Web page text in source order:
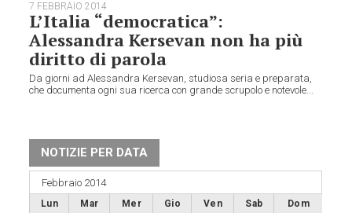
7 FEBBRAIO 2014
L’Italia “democratica”:
Alessandra Kersevan non ha più
diritto di parola
Da giorni ad Alessandra Kersevan, studiosa seria e preparata,
che documenta ogni sua ricerca con grande scrupolo e notevole...
NOTIZIE PER DATA
Febbraio 2014
Lun Mar Mer Gio Ven Sab Dom